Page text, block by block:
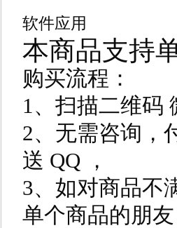
软件应用
本商品支持
购买流程：
1、扫描二维码
2、无需咨询，
送 QQ ，
3、如对商品不
单个商品的朋